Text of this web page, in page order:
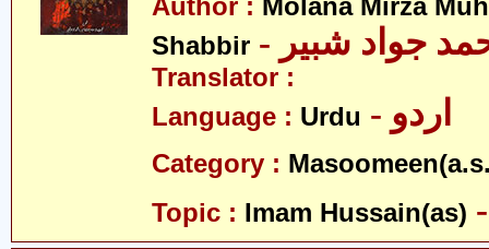
Author : Molana Mirza
Shabbir
جواد شبیر
Translator :
Language : Urdu - اردو
Category :
Topic : Imam Hussain(as)